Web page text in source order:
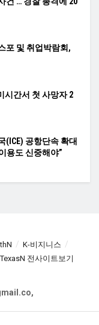
포 및 취업박람회,
시간서 첫 사망자 2
(ICE) 공항단속 확대
용도 신중해야”
K-비지니스
TexasN 전사이트보기